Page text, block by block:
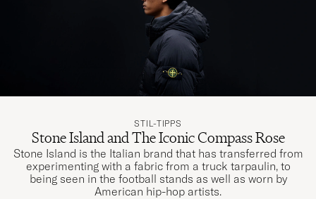
STIL-TIPPS
Stone Island and The Iconic Compass Rose
Stone Island is the Italian brand that has transferred from
experimenting with a fabric from a truck tarpaulin, to
being seen in the football stands as well as worn by
American hip-hop artists.